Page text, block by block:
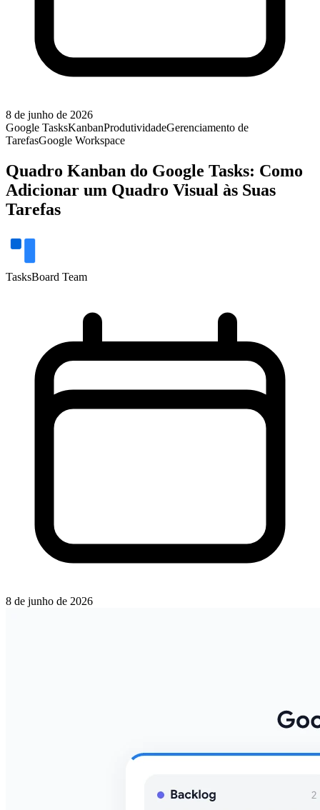
8 de junho de 2026
Google TasksKanbanProdutividadeGerenciamento de
TarefasGoogle Workspace
Quadro Kanban do Google Tasks: Como
Adicionar um Quadro Visual às Suas
Tarefas
TasksBoard Team
8 de junho de 2026